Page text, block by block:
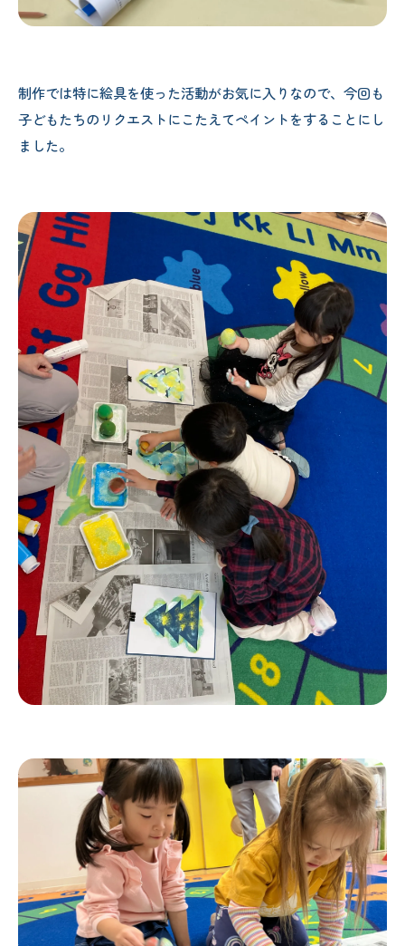
制作では特に絵具を使った活動がお気に入りなので、今回も
子どもたちのリクエストにこたえてペイントをすることにし
ました。